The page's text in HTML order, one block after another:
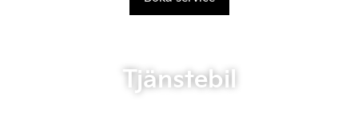
Tjänstebil